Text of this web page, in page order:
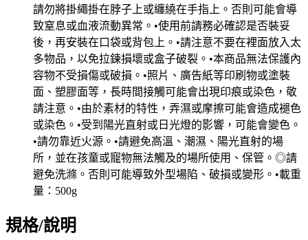
請勿將掛繩掛在脖子上或纏繞在手指上。否則可能會導
致窒息或血液流動異常。•使用前請務必確認是否裝妥
後，再安裝在口袋或背包上。•請注意不要在裡面放入太
多物品，以免拉鍊損壞或盒子破裂。•本商品無法保護內
容物不受損傷或破損。•照片、廣告紙等印刷物或塗裝
面、塑膠面等，長時間接觸可能會出現印痕或染色，敬
請注意。•由於素材的特性，弄濕或摩擦可能會造成褪色
或染色。•受到陽光直射或日光燈的影響，可能會變色。
•請勿靠近火源。•請避免高溫、潮濕、陽光直射的場
所，並在孩童或寵物無法觸及的場所使用、保管。◎請
避免洗滌。否則可能導致外型場陷、破損或變形。•載重
量：500g
規格/說明